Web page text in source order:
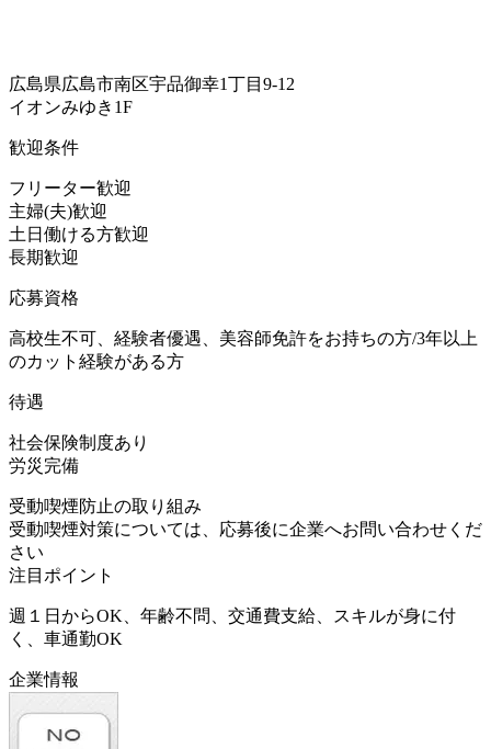
広島県広島市南区宇品御幸1丁目9-12
イオンみゆき1F
歓迎条件
フリーター歓迎
主婦(夫)歓迎
土日働ける方歓迎
長期歓迎
応募資格
高校生不可、経験者優遇、美容師免許をお持ちの方/3年以上
のカット経験がある方
待遇
社会保険制度あり
労災完備
受動喫煙防止の取り組み
受動喫煙対策については、応募後に企業へお問い合わせくだ
さい
注目ポイント
週１日からOK、年齢不問、交通費支給、スキルが身に付
く、車通勤OK
企業情報